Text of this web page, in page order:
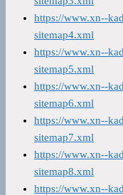
https://www.xn--
sitemap4.xml
https://www.xn--
sitemap5.xml
https://www.xn--
sitemap6.xml
https://www.xn--
sitemap7.xml
https://www.xn--
sitemap8.xml
https://www.xn--